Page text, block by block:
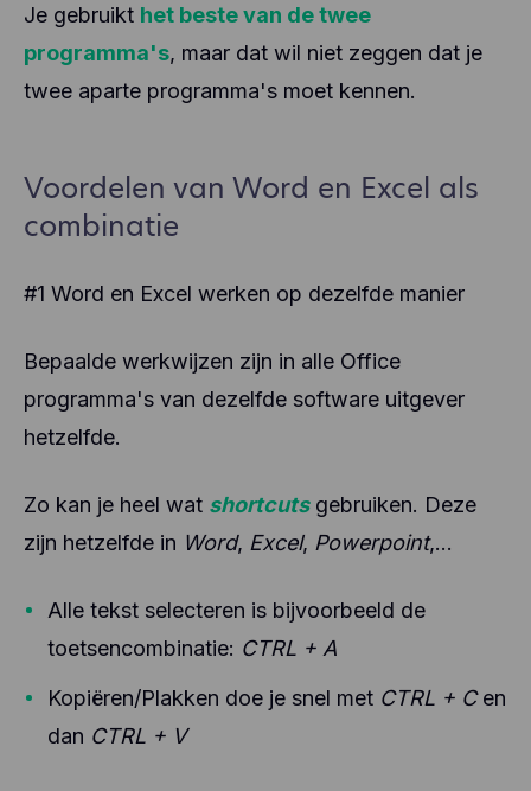
Je gebruikt het beste van de twee
programma's, maar dat wil niet zeggen dat je
twee aparte programma's moet kennen.
Voordelen van Word en Excel als
combinatie
#1 Word en Excel werken op dezelfde manier
Bepaalde werkwijzen zijn in alle Office
programma's van dezelfde software uitgever
hetzelfde.
Zo kan je heel wat shortcutsgebruiken. Deze
zijn hetzelfde in Word, Excel, Powerpoint,...
Alle tekst selecteren is bijvoorbeeld de
toetsencombinatie: CTRL + A
Kopiëren/Plakken doe je snel met CTRL + Cen
dan CTRL + V